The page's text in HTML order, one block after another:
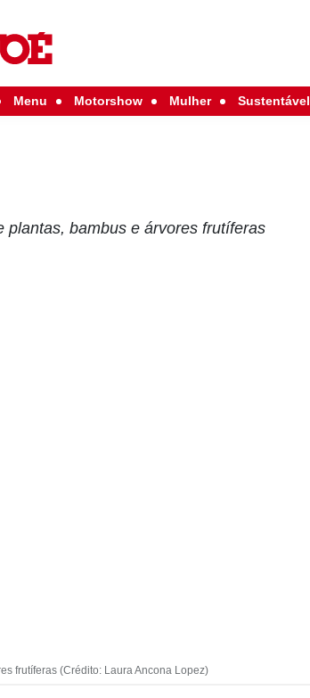
Menu Motorshow Mulher Sustentável
plantas, bambus e árvores frutíferas
frutíferas (Crédito: Laura Ancona Lopez)